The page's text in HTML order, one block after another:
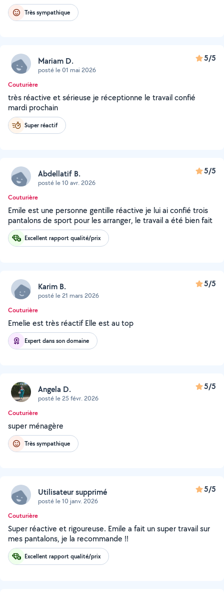
Très sympathique
Mariam D.
posté le 01 mai 2026
5/5
Couturière
très réactive et sérieuse je réceptionne le travail confié
mardi prochain
Super réactif
Abdellatif B.
posté le 10 avr. 2026
5/5
Couturière
Emile est une personne gentille réactive je lui ai confié trois
pantalons de sport pour les arranger, le travail a été bien fait
Excellent rapport qualité/prix
Karim B.
posté le 21 mars 2026
5/5
Couturière
Emelie est très réactif Elle est au top
Expert dans son domaine
Angela D.
posté le 25 févr. 2026
5/5
Couturière
super ménagère
Très sympathique
Utilisateur supprimé
posté le 10 janv. 2026
5/5
Couturière
Super réactive et rigoureuse. Emile a fait un super travail sur
mes pantalons, je la recommande !!
Excellent rapport qualité/prix